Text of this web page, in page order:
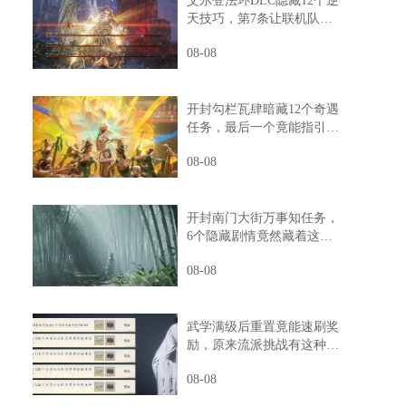
天技巧，第7条让联机队友
08-08
开封勾栏瓦肆暗藏12个奇遇
任务，最后一个竟能指引人
08-08
开封南门大街万事知任务，
6个隐藏剧情竟然藏着这样
08-08
武学满级后重置竟能速刷奖
励，原来流派挑战有这种捷
08-08